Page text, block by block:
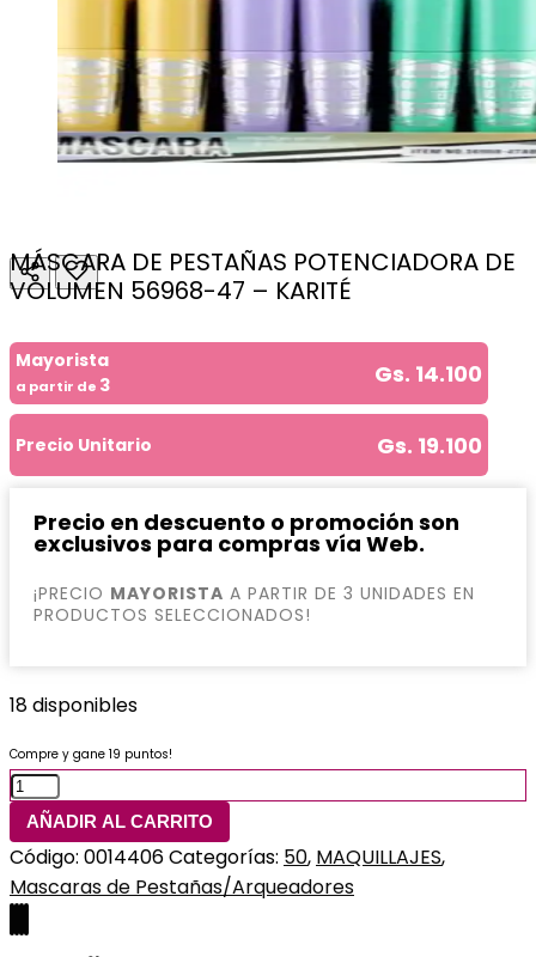
MÁSCARA DE PESTAÑAS POTENCIADORA DE
VOLUMEN 56968-47 – KARITÉ
Mayorista
a partir de 3 Gs. 14.100
Precio Unitario Gs. 19.100
Precio en descuento o promoción son
exclusivos para compras vía Web.
¡PRECIO MAYORISTA A PARTIR DE 3 UNIDADES EN
PRODUCTOS SELECCIONADOS!
18 disponibles
Compre y gane 19 puntos!
AÑADIR AL CARRITO
Código: 0014406Categorías: 50, MAQUILLAJES,
Mascaras de Pestañas/Arqueadores